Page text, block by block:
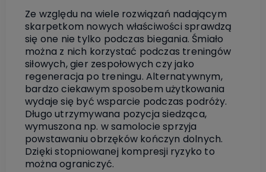
Ze względu na wiele rozwiązań nadającym
skarpetkom nowych właściwości sprawdzą
się one nie tylko podczas biegania. Śmiało
można z nich korzystać podczas treningów
siłowych, gier zespołowych czy jako
regeneracja po treningu. Alternatywnym,
bardzo ciekawym sposobem użytkowania
wydaje się być wsparcie podczas podróży.
Długo utrzymywana pozycja siedząca,
wymuszona np. w samolocie sprzyja
powstawaniu obrzęków kończyn dolnych.
Dzięki stopniowanej kompresji ryzyko to
można ograniczyć.